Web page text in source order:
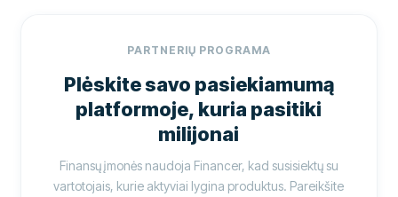
PARTNERIŲ PROGRAMA
Plėskite savo pasiekiamumą
platformoje, kuria pasitiki
milijonai
Finansų įmonės naudoja Financer, kad susisiektų su
vartotojais, kurie aktyviai lygina produktus. Pareikšite